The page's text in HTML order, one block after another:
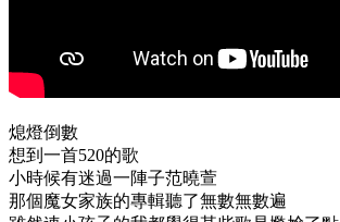
熄燈倒數
想到一首520的歌
小時候有迷過一陣子范曉萱
那個魔女家族的專輯聽了無數無數遍